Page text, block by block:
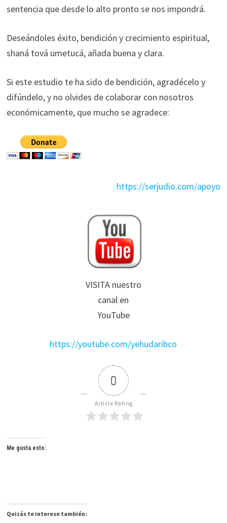
sentencia que desde lo alto pronto se nos impondrá.
Deseándoles éxito, bendición y crecimiento espiritual,
shaná tová umetucá, añada buena y clara.
Si este estudio te ha sido de bendición, agradécelo y
difúndelo, y no olvides de colaborar con nosotros
económicamente, que mucho se agradece:
https://serjudio.com/apoyo
VISITA nuestro
canal en
YouTube
https://youtube.com/yehudaribco
0
Article Rating
Me gusta esto:
Quizás te interese también: